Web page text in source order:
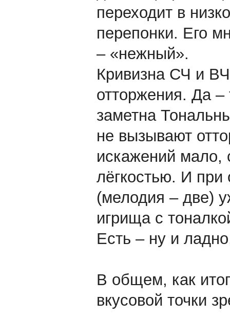
переходит в
перепонки. Его
– «нежный».
Кривизна СЧ и
отторжения. Да –
заметна
не вызывают
искажений мало,
лёгкостью. И при
(мелодия – две)
игрища с
Есть – ну и
В общем, как
вкусовой точки